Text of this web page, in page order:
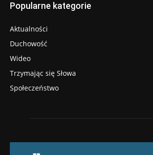
Popularne kategorie
Aktualności
Duchowość
Wideo
Trzymając się Słowa
Społeczeństwo